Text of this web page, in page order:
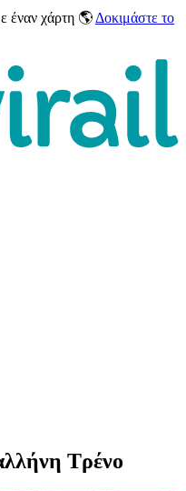
έναν χάρτη 🌎 Δοκιμάστε το
Τρένο